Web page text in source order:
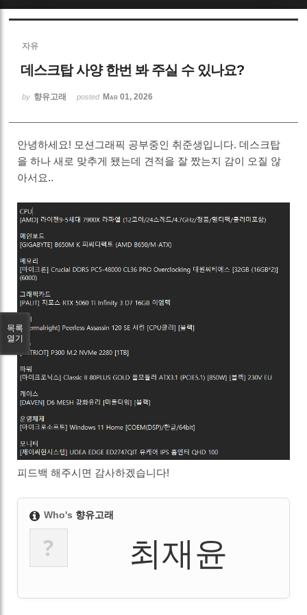
자유
데스크탑 사양 한번 봐 주실 수 있나요?
by 향유고래 posted Mar 01, 2026
안녕하세요! 모션그래픽 공부중인 취준생입니다. 데스크탑
을 하나 새로 맞추게 됐는데 견적을 잘 짰는지 감이 오질 않
아서요..
피드백 해주시면 감사하겠습니다!
Who's 향유고래
? 최재윤
목록
열기
Sketchbook5, 스케치북5
Sketchbook5, 스케치북5